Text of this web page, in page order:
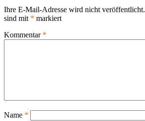
Ihre E-Mail-Adresse wird nicht veröffentlicht.
sind mit * markiert
Kommentar *
Name *